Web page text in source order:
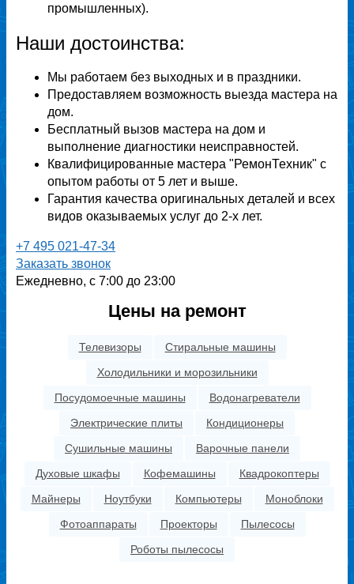
промышленных).
Наши достоинства:
Мы работаем без выходных и в праздники.
Предоставляем возможность выезда мастера на
дом.
Бесплатный вызов мастера на дом и
выполнение диагностики неисправностей.
Квалифицированные мастера "РемонТехник" с
опытом работы от 5 лет и выше.
Гарантия качества оригинальных деталей и всех
видов оказываемых услуг до 2-х лет.
+7 495 021-47-34
Заказать звонок
Ежедневно, с 7:00 до 23:00
Цены на ремонт
Телевизоры
Стиральные машины
Холодильники и морозильники
Посудомоечные машины
Водонагреватели
Электрические плиты
Кондиционеры
Сушильные машины
Варочные панели
Духовые шкафы
Кофемашины
Квадрокоптеры
Майнеры
Ноутбуки Компьютеры
Моноблоки
Фотоаппараты
Проекторы
Пылесосы
Роботы пылесосы